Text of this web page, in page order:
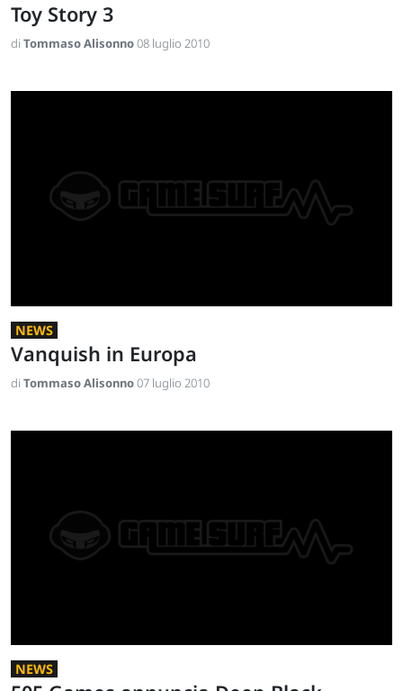
Toy Story 3
di Tommaso Alisonno08 luglio 2010
NEWS
Vanquish in Europa
di Tommaso Alisonno07 luglio 2010
NEWS